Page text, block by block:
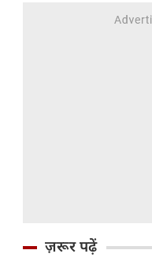
ज़रूर पढ़ें